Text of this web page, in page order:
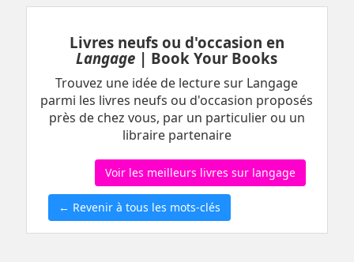
Livres neufs ou d'occasion en
Langage | Book Your Books
Trouvez une idée de lecture sur Langage
parmi les livres neufs ou d'occasion proposés
près de chez vous, par un particulier ou un
libraire partenaire
Voir les meilleurs livres sur langage
← Revenir à tous les mots-clés